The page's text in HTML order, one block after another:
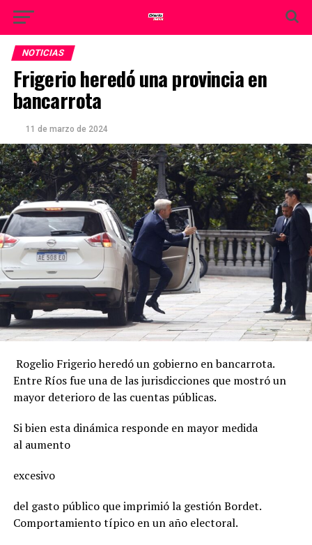
NOTICIAS
Frigerio heredó una provincia en
bancarrota
11 de marzo de 2024
Rogelio Frigerio heredó un gobierno en bancarrota.
Entre Ríos fue una de las jurisdicciones que mostró un
mayor deterioro de las cuentas públicas.
Si bien esta dinámica responde en mayor medida
al aumento
excesivo
del gasto público que imprimió la gestión Bordet.
Comportamiento típico en un año electoral.